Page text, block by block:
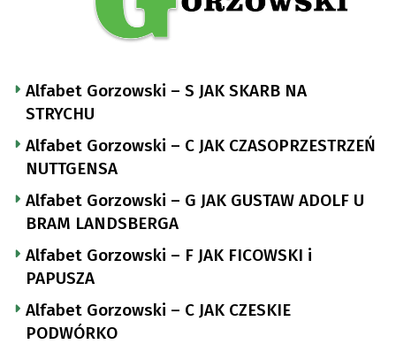
Alfabet Gorzowski – S JAK SKARB NA
STRYCHU
Alfabet Gorzowski – C JAK CZASOPRZESTRZEŃ
NUTTGENSA
Alfabet Gorzowski – G JAK GUSTAW ADOLF U
BRAM LANDSBERGA
Alfabet Gorzowski – F JAK FICOWSKI i
PAPUSZA
Alfabet Gorzowski – C JAK CZESKIE
PODWÓRKO